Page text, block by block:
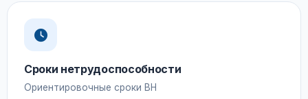
Сроки нетрудоспособности
Ориентировочные сроки ВН